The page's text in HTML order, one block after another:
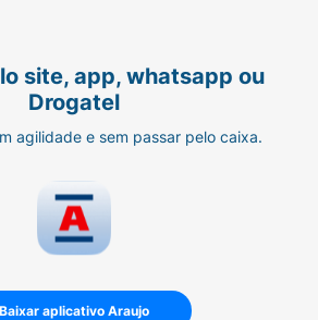
site, app, whatsapp ou
Drogatel
agilidade e sem passar pelo caixa.
Baixar aplicativo Araujo